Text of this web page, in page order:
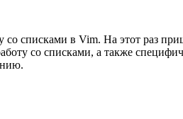
со списками в Vim. На этот раз
со списками, а также